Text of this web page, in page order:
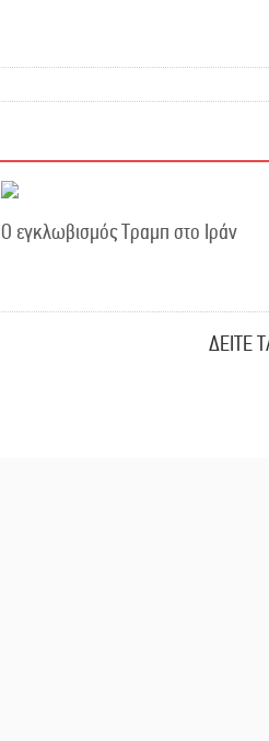
Ο εγκλωβισμός Τραμπ στο Ιράν
ΔΕΙΤΕ